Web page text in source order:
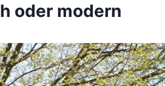
oder modern